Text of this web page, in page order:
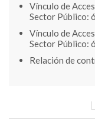
Vínculo de
Sector Público:
Vínculo de
Sector Público:
Relación de